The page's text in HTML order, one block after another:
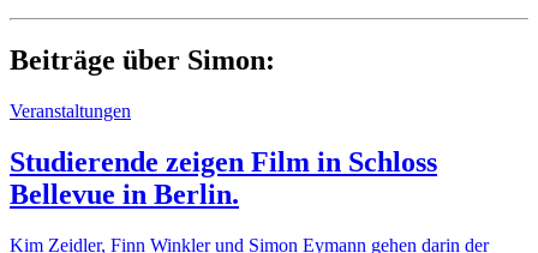
Beiträge über Simon:
Veranstaltungen
Studierende zeigen Film in Schloss
Bellevue in Berlin.
Kim Zeidler, Finn Winkler und Simon Eymann gehen darin der